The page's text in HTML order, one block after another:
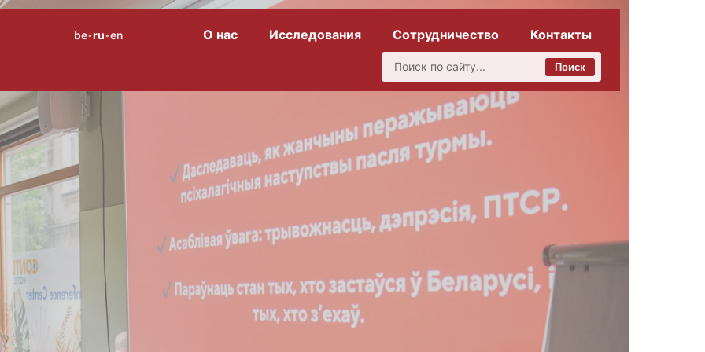
be•ru•en О нас Исследования Сотрудничество Контакты
Поиск